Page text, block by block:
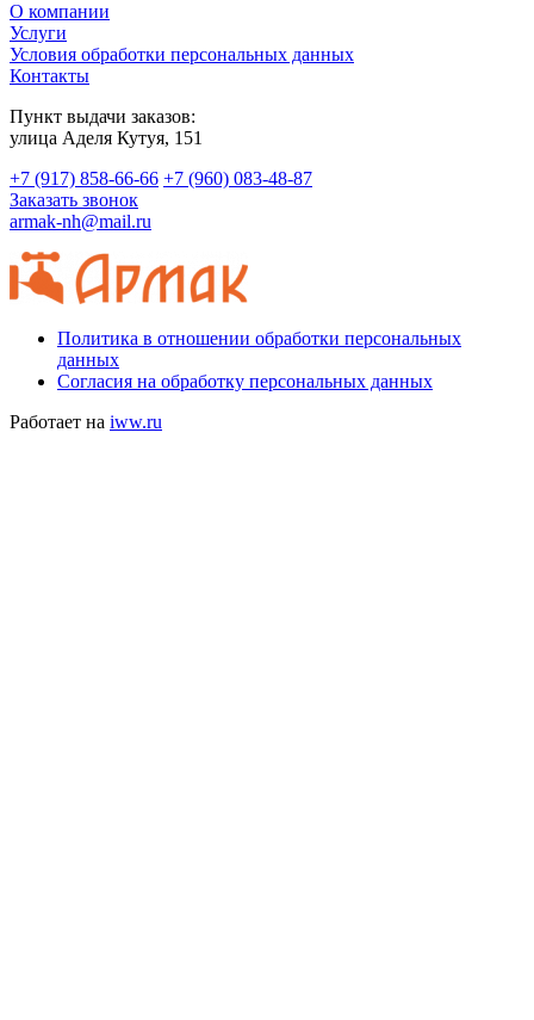
О компании
Услуги
Условия обработки персональных данных
Контакты
Пункт выдачи заказов:
​улица Аделя Кутуя, 151
+7 (917) 858-66-66 +7 (960) 083-48-87
Заказать звонок
armak-nh@mail.ru
Политика в отношении обработки персональных
данных
Согласия на обработку персональных данных
Работает на iww.ru